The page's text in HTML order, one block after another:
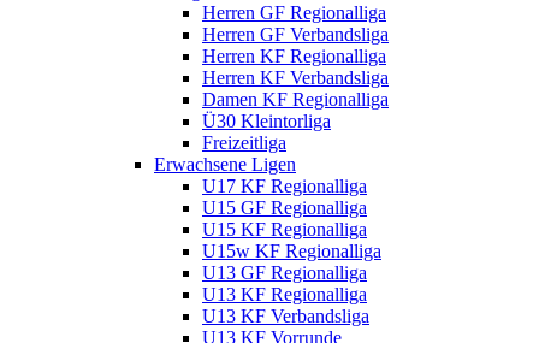
Herren GF Regionalliga
Herren GF Verbandsliga
Herren KF Regionalliga
Herren KF Verbandsliga
Damen KF Regionalliga
Ü30 Kleintorliga
Freizeitliga
Erwachsene Ligen
U17 KF Regionalliga
U15 GF Regionalliga
U15 KF Regionalliga
U15w KF Regionalliga
U13 GF Regionalliga
U13 KF Regionalliga
U13 KF Verbandsliga
U13 KF Vorrunde